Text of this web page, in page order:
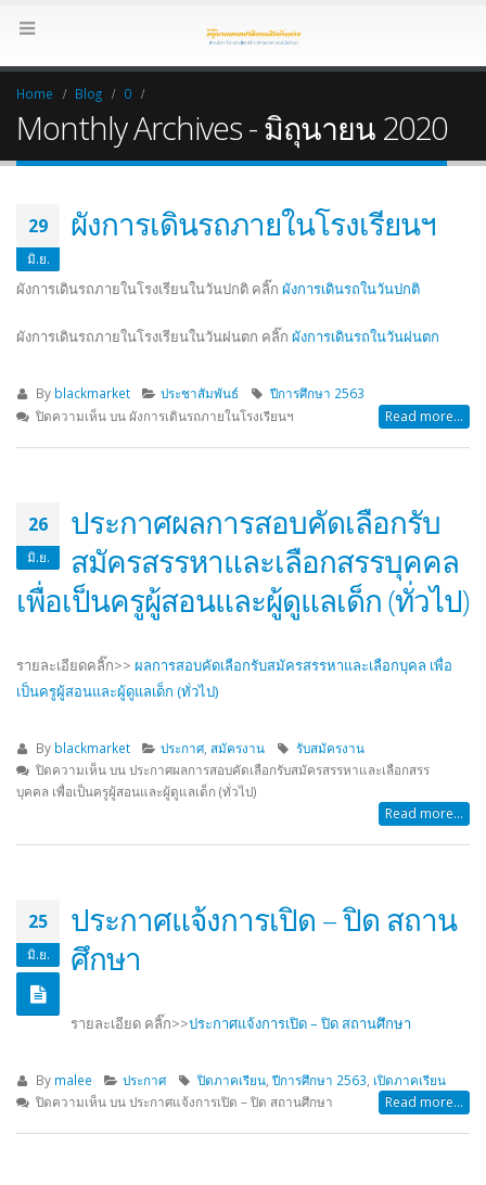
Home Blog 0
Monthly Archives - มิถุนายน 2020
29
มิ.ย.
ผังการเดินรถภายในโรงเรียนฯ
ผังการเดินรถภายในโรงเรียนในวันปกติ คลิ๊ก ผังการเดินรถในวันปกติ
ผังการเดินรถภายในโรงเรียนในวันฝนตก คลิ๊ก ผังการเดินรถในวันฝนตก
By blackmarket ประชาสัมพันธ์
ปีการศึกษา 2563
ปิดความเห็นบน ผังการเดินรถภายในโรงเรียนฯ Read more...
26
มิ.ย.
ประกาศผลการสอบคัดเลือกรับ
สมัครสรรหาและเลือกสรรบุคคล
เพื่อเป็นครูผู้สอนและผู้ดูแลเด็ก (ทั่วไป)
รายละเอียดคลิ๊ก>> ผลการสอบคัดเลือกรับสมัครสรรหาและเลือกบุคล เพื่อ
เป็นครูผู้สอนและผู้ดูแลเด็ก (ทั่วไป)
By blackmarket ประกาศ ,สมัครงาน
รับสมัครงาน
ปิดความเห็นบน ประกาศผลการสอบคัดเลือกรับสมัครสรรหาและเลือกสรร
บุคคล เพื่อเป็นครูผู้สอนและผู้ดูแลเด็ก (ทั่วไป)
Read more...
25
มิ.ย.
ประกาศแจ้งการเปิด – ปิด สถาน
ศึกษา
รายละเอียด คลิ๊ก>>ประกาศแจ้งการเปิด – ปิด สถานศึกษา
By malee ประกาศ ปิดภาคเรียน ,ปีการศึกษา 2563 เปิดภาคเรียน
ปิดความเห็นบน ประกาศแจ้งการเปิด – ปิด สถานศึกษา Read more...